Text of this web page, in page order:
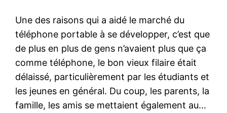
Une des raisons qui a aidé le marché du
téléphone portable à se développer, c’est que
de plus en plus de gens n’avaient plus que ça
comme téléphone, le bon vieux filaire était
délaissé, particulièrement par les étudiants et
les jeunes en général. Du coup, les parents, la
famille, les amis se mettaient également au…